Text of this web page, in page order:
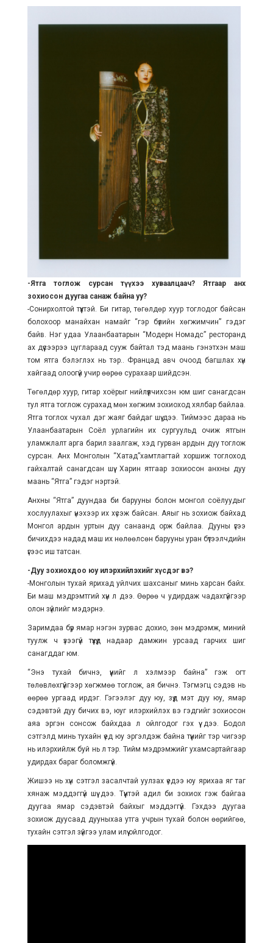
-Ятга тоглож сурсан түүхээ хуваалцаач? Ятгаар анх
зохиосон дуугаа санаж байна уу?
-Сонирхолтой түүхтэй. Би гитар, төгөлдөр хуур тоглодог байсан
болохоор манайхан намайг “гэр бүлийн хөгжимчин” гэдэг
байв. Нэг удаа Улаанбаатарын “Модерн Номадс” ресторанд
ах дүүсээрээ цуглараад сууж байтал тэд маань гэнэтхэн маш
том ятга бэлэглэх нь тэр.. Францад авч очоод багшлах хүн
хайгаад олоогүй учир өөрөө сурахаар шийдсэн.
Төгөлдөр хуур, гитар хоёрыг нийлүүлчихсэн юм шиг санагдсан
тул ятга тоглож сурахад мөн хөгжим зохиоход хялбар байлаа.
Ятга тоглох чухал дэг жаяг байдаг шүү дээ. Тиймээс дараа нь
Улаанбаатарын Соёл урлагийн их сургуульд очиж ятгын
уламжлалт арга барил заалгаж, хэд гурван ардын дуу тоглож
сурсан. Анх Монголын “Хатад”хамтлагтай хоршиж тоглоход
гайхалтай санагдсан шүү. Харин ятгаар зохиосон анхны дуу
маань “Ятга” гэдэг нэртэй.
Анхны “Ятга” дуундаа би барууны болон монгол соёлуудыг
хослуулахыг үнэхээр их хүсэж байсан. Аяыг нь зохиож байхад
Монгол ардын уртын дуу санаанд орж байлаа. Дууны үгээ
бичихдээ надад маш их нөлөөлсөн барууны уран бүтээлчдийн
үгээс иш татсан.
-Дуу зохиохдоо юу илэрхийлэхийг хүсдэг вэ?
-Монголын тухай ярихад уйлчих шахсаныг минь харсан байх.
Би маш мэдрэмтгий хүн л дээ. Өөрөө ч удирдаж чадахгүйгээр
олон зүйлийг мэдэрнэ.
Заримдаа бүр ямар нэгэн зурвас дохио, зөн мэдрэмж, миний
туулж ч үзээгүй түүхүүд надаар дамжин урсаад гарчих шиг
санагддаг юм.
“Энэ тухай бичнэ, үүнийг л хэлмээр байна” гэж огт
төлөвлөхгүйгээр хөгжмөө тоглож, ая бичнэ. Тэгмэгц сэдэв нь
өөрөө ургаад ирдэг. Гэгээлэг дуу юу, зүүд мэт дуу юу, ямар
сэдэвтэй дуу бичих вэ, юуг илэрхийлэх вэ гэдгийг зохиосон
аяа эргэн сонсож байхдаа л ойлгодог гэх үү дээ. Бодол
сэтгэлд минь тухайн үед юу эргэлдэж байна түүнийг тэр чигээр
нь илэрхийлж буй нь л тэр. Тийм мэдрэмжийг ухамсартайгаар
удирдах бараг боломжгүй.
Жишээ нь хүн сэтгэл засалчтай уулзах үедээ юу ярихаа яг таг
хянаж мэддэггүй шүү дээ. Түүнтэй адил би зохиох гэж байгаа
дуугаа ямар сэдэвтэй байхыг мэддэггүй. Гэхдээ дуугаа
зохиож дуусаад дууныхаа утга учрын тухай болон өөрийгөө,
тухайн сэтгэл зүйгээ улам илүү ойлгодог.